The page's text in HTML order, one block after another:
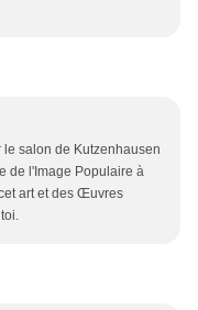
le salon de Kutzenhausen
de l'Image Populaire à
art et des Œuvres